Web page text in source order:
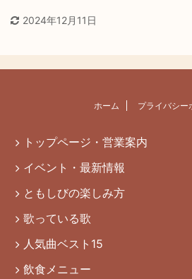
2024年12月11日
ホーム プライバシー
トップページ・営業案内
イベント・最新情報
ともしびの楽しみ方
歌っている歌
人気曲ベスト15
飲食メニュー